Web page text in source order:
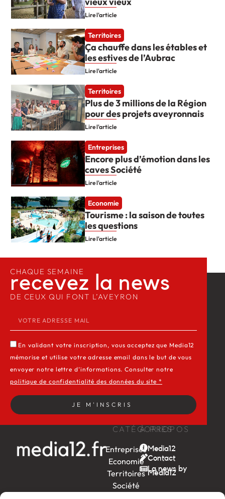
Lire l'article
Territoires
Ça chauffe dans les étables et
les estives de l’Aubrac
Lire l'article
Territoires
Plus de 3 millions de la Région
pour des projets aveyronnais
Lire l'article
Entreprises
Encore plus d’émotion dans les
caves Société
Lire l'article
Economie
Tourisme : la saison de toutes
les questions
Lire l'article
CATÉGORIES
Entreprises
Economie
Territoires
Société
À PROPOS
Media12
Contact
La news by
Média12
CHAQUE SEMAINE
recevez la news​
DE CEUX QUI FONT L’AVEYRON
En validant votre inscription, vous acceptez que Media12
mémorise et utilise votre adresse email dans le but de vous
envoyer notre lettre d’informations. Consulter notre
politique de confidentialité des données du site *
JE M'INSCRIS